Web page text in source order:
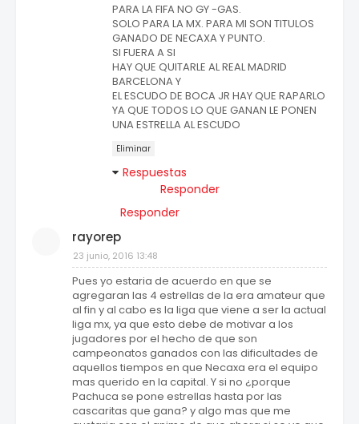
PARA LA FIFA NO GY -GAS.
SOLO PARA LA MX. PARA MI SON TITULOS
GANADO DE NECAXA Y PUNTO.
SI FUERA A SI
HAY QUE QUITARLE AL REAL MADRID
BARCELONA Y
EL ESCUDO DE BOCA JR HAY QUE RAPARLO
YA QUE TODOS LO QUE GANAN LE PONEN
UNA ESTRELLA AL ESCUDO
Eliminar
Respuestas
Responder
Responder
rayorep
23 junio, 2016 13:48
Pues yo estaria de acuerdo en que se
agregaran las 4 estrellas de la era amateur que
al fin y al cabo es la liga que viene a ser la actual
liga mx, ya que esto debe de motivar a los
jugadores por el hecho de que son
campeonatos ganados con las dificultades de
aquellos tiempos en que Necaxa era el equipo
mas querido en la capital. Y si no ¿porque
Pachuca se pone estrellas hasta por las
cascaritas que gana? y algo mas que me